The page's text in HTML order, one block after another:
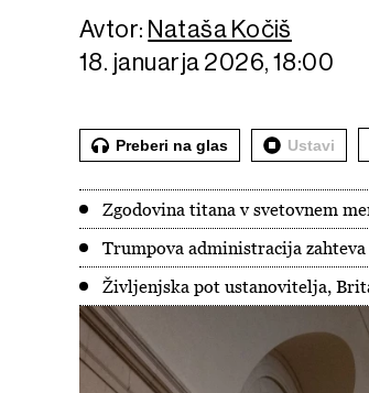
Avtor: Nataša Kočiš
18. januarja 2026, 18:00
Preberi na glas Ustavi
Zgodovina titana v svetovnem
Trumpova administracija
Življenjska pot ustanovitelja,